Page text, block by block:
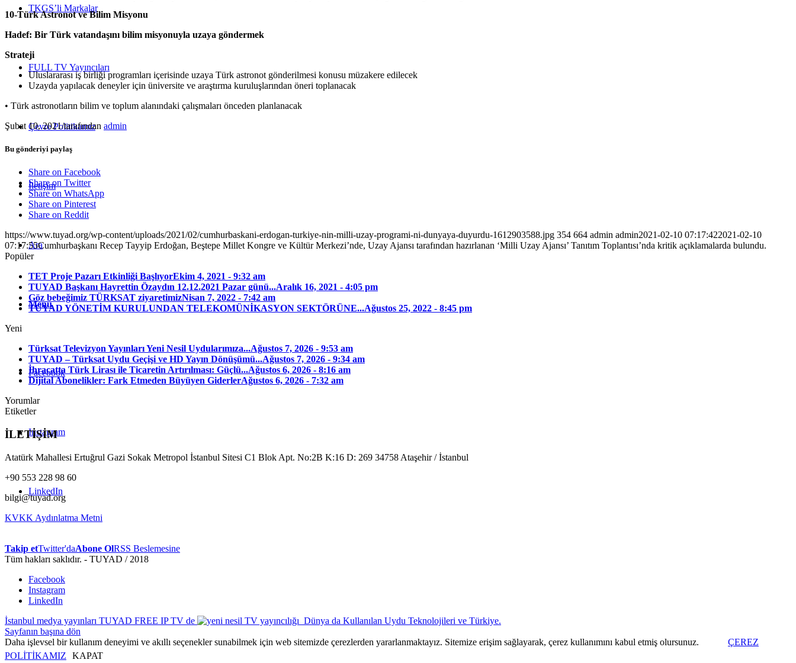
TKGS’li Markalar
FULL TV Yayıncıları
Çevre Politikamız
İletişim
Ara
Menu
Facebook
Instagram
LinkedIn
10-Türk Astronot ve Bilim Misyonu
Hadef: Bir Türk vatandaşını bilim misyonuyla uzaya göndermek
Strateji
Uluslararası iş birliği programları içerisinde uzaya Türk astronot gönderilmesi konusu müzakere edilecek
Uzayda yapılacak deneyler için üniversite ve araştırma kuruluşlarından öneri toplanacak
• Türk astronotların bilim ve toplum alanındaki çalışmaları önceden planlanacak
Şubat 10, 2021/tarafından admin
Bu gönderiyi paylaş
Share on Facebook
Share on Twitter
Share on WhatsApp
Share on Pinterest
Share on Reddit
https://www.tuyad.org/wp-content/uploads/2021/02/cumhurbaskani-erdogan-turkiye-nin-milli-uzay-programi-ni-dunyaya-duyurdu-1612903588.jpg 354 664 admin admin2021-02-10 07:17:422021-02-10
07:17:55Cumhurbaşkanı Recep Tayyip Erdoğan, Beştepe Millet Kongre ve Kültür Merkezi’nde, Uzay Ajansı tarafından hazırlanan ‘Milli Uzay Ajansı’ Tanıtım Toplantısı’nda kritik açıklamalarda bulundu.
Popüler
TET Proje Pazarı Etkinliği BaşlıyorEkim 4, 2021 - 9:32 am
TUYAD Başkanı Hayrettin Özaydın 12.12.2021 Pazar günü...Aralık 16, 2021 - 4:05 pm
Göz bebeğimiz TÜRKSAT ziyaretimizNisan 7, 2022 - 7:42 am
TUYAD YÖNETİM KURULUNDAN TELEKOMÜNİKASYON SEKTÖRÜNE...Ağustos 25, 2022 - 8:45 pm
Yeni
Türksat Televizyon Yayınları Yeni Nesil Uydularımıza...Ağustos 7, 2026 - 9:53 am
TUYAD – Türksat Uydu Geçişi ve HD Yayın Dönüşümü...Ağustos 7, 2026 - 9:34 am
İhracatta Türk Lirası ile Ticaretin Artırılması: Güçlü...Ağustos 6, 2026 - 8:16 am
Dijital Abonelikler: Fark Etmeden Büyüyen GiderlerAğustos 6, 2026 - 7:32 am
Yorumlar
Etiketler
İLETİŞİM
Atatürk Mahallesi Ertuğrul Gazi Sokak Metropol İstanbul Sitesi C1 Blok Apt. No:2B K:16 D: 269 34758 Ataşehir / İstanbul
+90 553 228 98 60
bilgi@tuyad.org
KVKK Aydınlatma Metni
Takip etTwitter'daAbone OlRSS Beslemesine
Tüm hakları saklıdır. - TUYAD / 2018
Facebook
Instagram
LinkedIn
İstanbul medya yayınları TUYAD FREE IP TV de
Dünya da Kullanılan Uydu Teknolojileri ve Türkiye.
Sayfanın başına dön
Daha işlevsel bir kullanım deneyimi ve akıllı seçenekler sunabilmek için web sitemizde çerezlerden yararlanmaktayız. Sitemize erişim sağlayarak, çerez kullanımını kabul etmiş olursunuz.
ÇEREZ
POLİTİKAMIZ
KAPAT